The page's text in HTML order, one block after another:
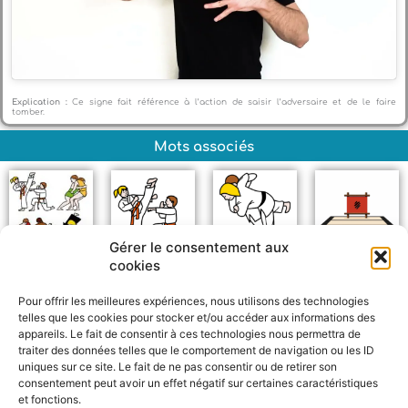
Gérer le consentement aux
cookies
Pour offrir les meilleures expériences, nous utilisons des technologies
telles que les cookies pour stocker et/ou accéder aux informations des
appareils. Le fait de consentir à ces technologies nous permettra de
traiter des données telles que le comportement de navigation ou les ID
uniques sur ce site. Le fait de ne pas consentir ou de retirer son
consentement peut avoir un effet négatif sur certaines caractéristiques
et fonctions.
Explication :Ce signe fait référence à l’action de saisir l’adversaire et de le faire
tomber.
Mots associés
Karaté Tatami